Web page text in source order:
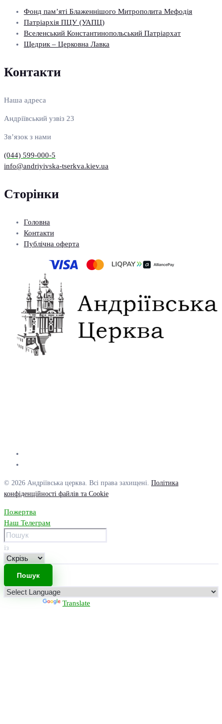
Фонд пам’яті Блаженнішого Митрополита Мефодія
Патріархія ПЦУ (УАПЦ)
Вселенський Константинопольський Патріархат
Щедрик – Церковна Лавка
Контакти
Наша адреса
Андріївський узвіз 23
Зв’язок з нами
(044) 599-000-5
info@andriyivska-tserkva.kiev.ua
Сторінки
Головна
Контакти
Публічна оферта
© 2026 Андріївська церква. Всі права захищені. Політика
конфіденційності файлів та Cookie
Пожертва
Наш Телеграм
із
Translate